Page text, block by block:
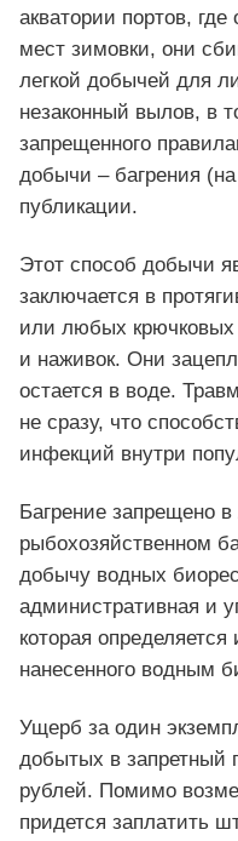
акватории портов,
мест зимовки, они
легкой добычей для
незаконный вылов, в
запрещенного
добычи – багрения
публикации.
Этот способ добычи
заключается в
или любых крючковых
и наживок. Они
остается в воде.
не сразу, что
инфекций внутри
Багрение запрещено
рыбохозяйственном
добычу водных
административная и
которая
нанесенного водным
Ущерб за один
добытых в запретный
рублей. Помимо
придется заплатить